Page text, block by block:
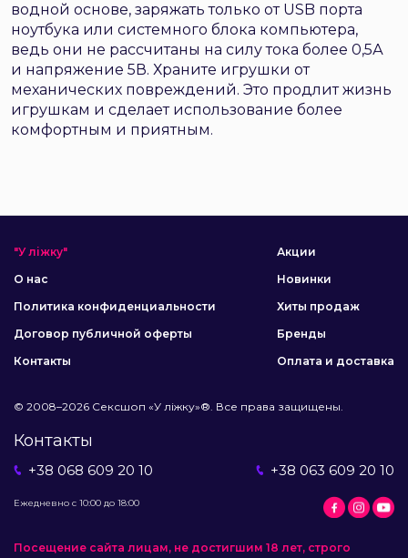
водной основе, заряжать только от USB порта
ноутбука или системного блока компьютера,
ведь они не рассчитаны на силу тока более 0,5А
и напряжение 5В. Храните игрушки от
механических повреждений. Это продлит жизнь
игрушкам и сделает использование более
комфортным и приятным.
"У ліжку"
О нас
Политика конфиденциальности
Договор публичной оферты
Контакты
Акции
Новинки
Хиты продаж
Бренды
Оплата и доставка
© 2008–2026 Сексшоп «У ліжку»®. Все права защищены.
Контакты
+38 068 609 20 10 +38 063 609 20 10
Ежедневно с 10:00 до 18:00
Посещение сайта лицам, не достигшим 18 лет, строго